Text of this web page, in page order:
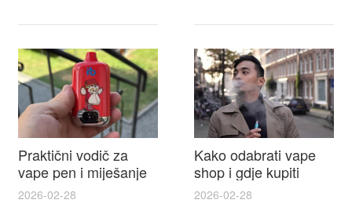
recenzijama i
i najboljim ponudama
Praktični vodič za
vape pen i miješanje
e tekućina za sigurnije
punjenje i bolje okuse
2026-02-28
Kako odabrati vape
shop i gdje kupiti
Disposable Vapes uz
najbolje cijene
2026-02-28